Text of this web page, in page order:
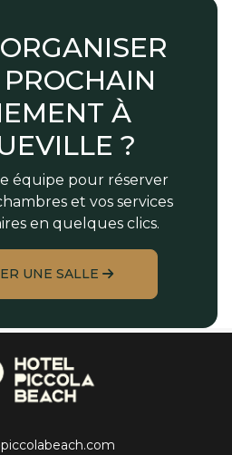
À
?
équipe pour réserver
et vos services
en quelques clics.
UNE SALLE